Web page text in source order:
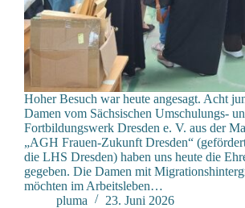
Hoher Besuch war heute angesagt. Acht
Damen vom Sächsischen Umschulungs-
Fortbildungswerk Dresden e. V. aus der
„AGH Frauen-Zukunft Dresden“
die LHS Dresden) haben uns heute die
gegeben. Die Damen mit
möchten im Arbeitsleben…
pluma
23. Juni 2026